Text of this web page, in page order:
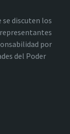
discuten los
por
del Poder